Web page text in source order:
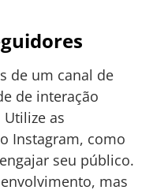
de um canal de
de interação
as
Instagram, como
seu público.
mas